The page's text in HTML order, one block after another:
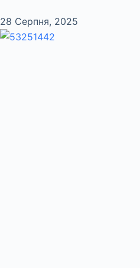
28 Серпня, 2025